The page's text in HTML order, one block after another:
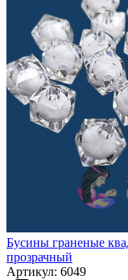
Бусины граненые
прозрачный
Артикул: 6049